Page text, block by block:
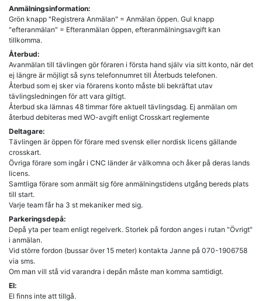
Anmälningsinformation:
Grön knapp "Registrera Anmälan" = Anmälan öppen. Gul knapp
"efteranmälan" = Efteranmälan öppen, efteranmälningsavgift kan
tillkomma.
Återbud:
Avanmälan till tävlingen gör föraren i första hand själv via sitt konto, när det
ej längre är möjligt så syns telefonnumret till Återbuds telefonen.
Återbud som ej sker via förarens konto måste bli bekräftat utav
tävlingsledningen för att vara giltigt.
Återbud ska lämnas 48 timmar före aktuell tävlingsdag. Ej anmälan om
återbud debiteras med WO-avgift enligt Crosskart reglemente
Deltagare:
Tävlingen är öppen för förare med svensk eller nordisk licens gällande
crosskart.
Övriga förare som ingår i CNC länder är välkomna och åker på deras lands
licens.
Samtliga förare som anmält sig före anmälningstidens utgång bereds plats
till start.
Varje team får ha 3 st mekaniker med sig.
Parkeringsdepå:
Depå yta per team enligt regelverk. Storlek på fordon anges i rutan "Övrigt"
i anmälan.
Vid större fordon (bussar över 15 meter) kontakta Janne på 070-1906758
via sms.
Om man vill stå vid varandra i depån måste man komma samtidigt.
El:
El finns inte att tillgå.